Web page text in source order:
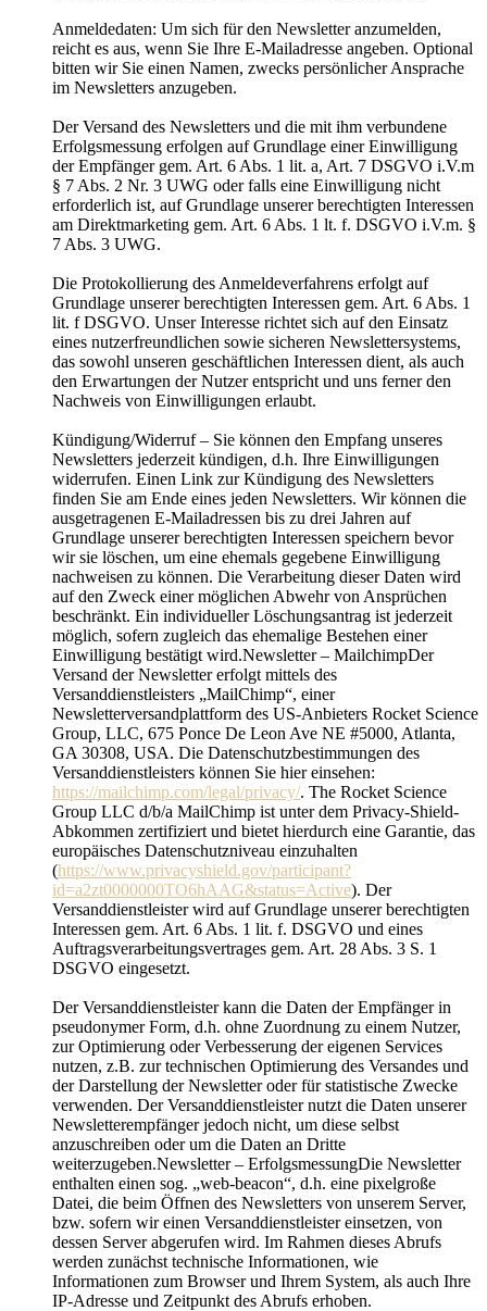
Anmeldedaten: Um sich für den Newsletter anzumelden,
reicht es aus, wenn Sie Ihre E-Mailadresse angeben. Optional
bitten wir Sie einen Namen, zwecks persönlicher Ansprache
im Newsletters anzugeben.
Der Versand des Newsletters und die mit ihm verbundene
Erfolgsmessung erfolgen auf Grundlage einer Einwilligung
der Empfänger gem. Art. 6 Abs. 1 lit. a, Art. 7 DSGVO i.V.m
§ 7 Abs. 2 Nr. 3 UWG oder falls eine Einwilligung nicht
erforderlich ist, auf Grundlage unserer berechtigten Interessen
am Direktmarketing gem. Art. 6 Abs. 1 lt. f. DSGVO i.V.m. §
7 Abs. 3 UWG.
Die Protokollierung des Anmeldeverfahrens erfolgt auf
Grundlage unserer berechtigten Interessen gem. Art. 6 Abs. 1
lit. f DSGVO. Unser Interesse richtet sich auf den Einsatz
eines nutzerfreundlichen sowie sicheren Newslettersystems,
das sowohl unseren geschäftlichen Interessen dient, als auch
den Erwartungen der Nutzer entspricht und uns ferner den
Nachweis von Einwilligungen erlaubt.
Kündigung/Widerruf – Sie können den Empfang unseres
Newsletters jederzeit kündigen, d.h. Ihre Einwilligungen
widerrufen. Einen Link zur Kündigung des Newsletters
finden Sie am Ende eines jeden Newsletters. Wir können die
ausgetragenen E-Mailadressen bis zu drei Jahren auf
Grundlage unserer berechtigten Interessen speichern bevor
wir sie löschen, um eine ehemals gegebene Einwilligung
nachweisen zu können. Die Verarbeitung dieser Daten wird
auf den Zweck einer möglichen Abwehr von Ansprüchen
beschränkt. Ein individueller Löschungsantrag ist jederzeit
möglich, sofern zugleich das ehemalige Bestehen einer
Einwilligung bestätigt wird.Newsletter – MailchimpDer
Versand der Newsletter erfolgt mittels des
Versanddienstleisters „MailChimp“, einer
Newsletterversandplattform des US-Anbieters Rocket Science
Group, LLC, 675 Ponce De Leon Ave NE #5000, Atlanta,
GA 30308, USA. Die Datenschutzbestimmungen des
Versanddienstleisters können Sie hier einsehen:
https://mailchimp.com/legal/privacy/. The Rocket Science
Group LLC d/b/a MailChimp ist unter dem Privacy-Shield-
Abkommen zertifiziert und bietet hierdurch eine Garantie, das
europäisches Datenschutzniveau einzuhalten
(https://www.privacyshield.gov/participant?
id=a2zt0000000TO6hAAG&status=Active). Der
Versanddienstleister wird auf Grundlage unserer berechtigten
Interessen gem. Art. 6 Abs. 1 lit. f. DSGVO und eines
Auftragsverarbeitungsvertrages gem. Art. 28 Abs. 3 S. 1
DSGVO eingesetzt.
Der Versanddienstleister kann die Daten der Empfänger in
pseudonymer Form, d.h. ohne Zuordnung zu einem Nutzer,
zur Optimierung oder Verbesserung der eigenen Services
nutzen, z.B. zur technischen Optimierung des Versandes und
der Darstellung der Newsletter oder für statistische Zwecke
verwenden. Der Versanddienstleister nutzt die Daten unserer
Newsletterempfänger jedoch nicht, um diese selbst
anzuschreiben oder um die Daten an Dritte
weiterzugeben.Newsletter – ErfolgsmessungDie Newsletter
enthalten einen sog. „web-beacon“, d.h. eine pixelgroße
Datei, die beim Öffnen des Newsletters von unserem Server,
bzw. sofern wir einen Versanddienstleister einsetzen, von
dessen Server abgerufen wird. Im Rahmen dieses Abrufs
werden zunächst technische Informationen, wie
Informationen zum Browser und Ihrem System, als auch Ihre
IP-Adresse und Zeitpunkt des Abrufs erhoben.